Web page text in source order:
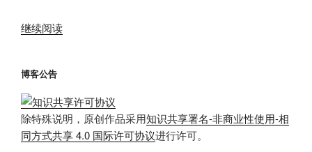
继续阅读“CentOS7
包
升
级
OpenSSL”
博客公告
除特殊说明，原创作品采用知识共享署名-非商业性使用-相
同方式共享 4.0 国际许可协议进行许可。